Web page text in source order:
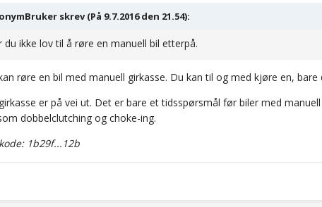
skrev (På 9.7.2016 den 21.54):
du ikke lov til å røre en manuell bil etterpå.
røre en bil med manuell girkasse. Du kan til og med kjøre en, bare
er på vei ut. Det er bare et tidsspørsmål før biler med
dobbelclutching og choke-ing.
1b29f...12b